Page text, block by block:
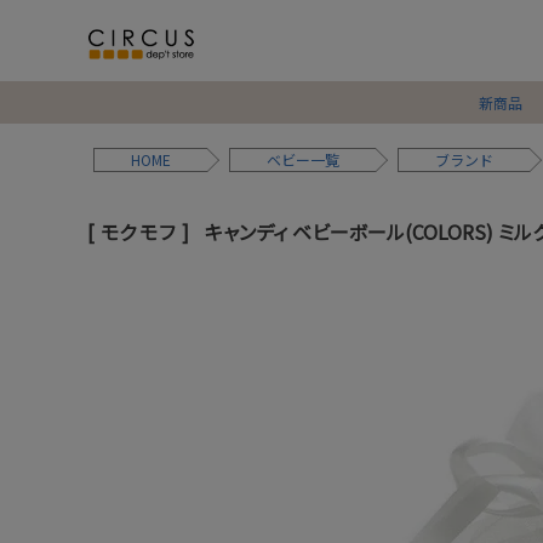
新商品
HOME ベビー ブランド
モクモフ キャンディ ベビーボール(COLORS) ミル